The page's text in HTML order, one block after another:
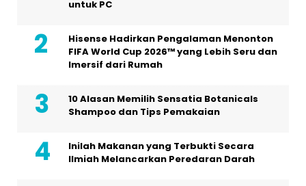
untuk PC
Hisense Hadirkan Pengalaman Menonton
FIFA World Cup 2026™ yang Lebih Seru dan
Imersif dari Rumah
10 Alasan Memilih Sensatia Botanicals
Shampoo dan Tips Pemakaian
Inilah Makanan yang Terbukti Secara
Ilmiah Melancarkan Peredaran Darah